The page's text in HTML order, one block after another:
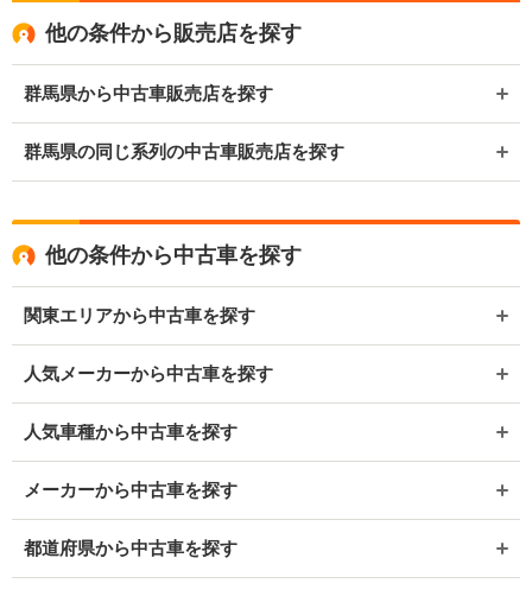
他の条件から販売店を探す
群馬県から中古車販売店を探す
群馬県の同じ系列の中古車販売店を探す
他の条件から中古車を探す
関東エリアから中古車を探す
人気メーカーから中古車を探す
人気車種から中古車を探す
メーカーから中古車を探す
都道府県から中古車を探す